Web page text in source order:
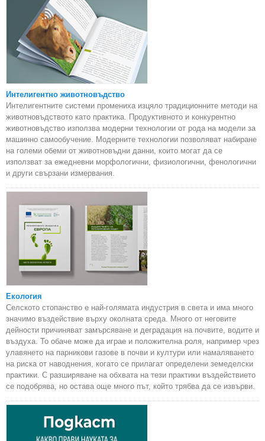
Интелигентно животновъдство
Интелигентните системи промениха изцяло традиционните методи на
животновъдството като практика. Продуктивното и конкурентно
животновъдство използва модерни технологии от рода на модели за
машинно самообучение. Модерните технологии позволяват набиране
на големи обеми от животновъдни данни, които могат да се
използват за ежедневни морфологични, физиологични, фенологични
и други свързани измервания.
Екология
Селското стопанство е най-голямата индустрия в света и има много
значимо въздействие върху околната среда. Много от неговите
дейности причиняват замърсяване и деградация на почвите, водите и
въздуха. То обаче може да играе и положителна роля, например чрез
улавянето на парникови газове в почви и култури или намаляването
на риска от наводнения, когато се прилагат определени земеделски
практики. С разширяване на обхвата на тези практики въздействието
се подобрява, но остава още много път, който трябва да се извърви.